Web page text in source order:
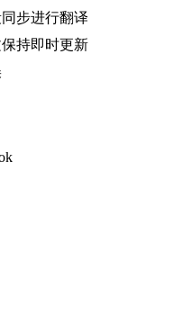
步进行翻译
持即时更新